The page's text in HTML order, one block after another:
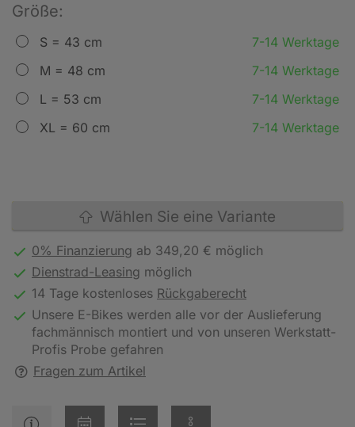
Größe:
S = 43 cm
7-14 Werktage
M = 48 cm
7-14 Werktage
L = 53 cm
7-14 Werktage
XL = 60 cm
7-14 Werktage
Wählen Sie eine Variante
0% Finanzierung ab 349,20 € möglich
Dienstrad-Leasing möglich
14 Tage kostenloses Rückgaberecht
Unsere E-Bikes werden alle vor der Auslieferung
fachmännisch montiert und von unseren Werkstatt-
Profis Probe gefahren
Fragen zum Artikel